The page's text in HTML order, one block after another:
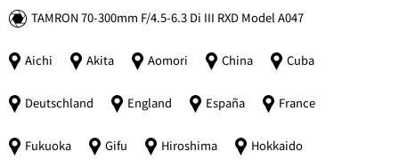
TAMRON 70-300mm F/4.5-6.3 Di III RXD Model A047
Aichi Akita Aomori China Cuba
Deutschland England España France
Fukuoka Gifu Hiroshima Hokkaido